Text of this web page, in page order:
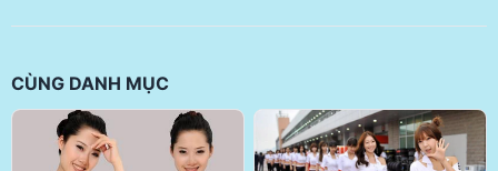
CÙNG DANH MỤC